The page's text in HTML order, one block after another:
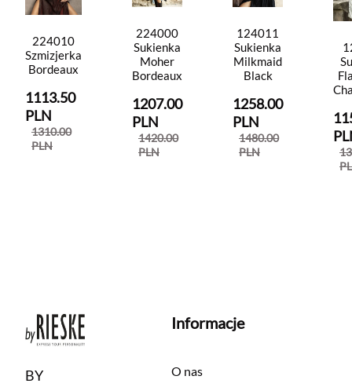
224010
Szmizjerka
Bordeaux
1113.50
PLN
1310.00
PLN
224000
Sukienka
Moher
Bordeaux
1207.00
PLN
1420.00
PLN
124011
Sukienka
Milkmaid
Black
1258.00
PLN
1480.00
PLN
BY
Informacje
O nas